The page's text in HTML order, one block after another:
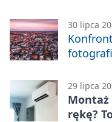
30 lipca
29 lipca
Montaż
rękę?